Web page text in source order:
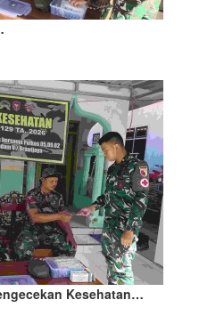
Kesehatan…